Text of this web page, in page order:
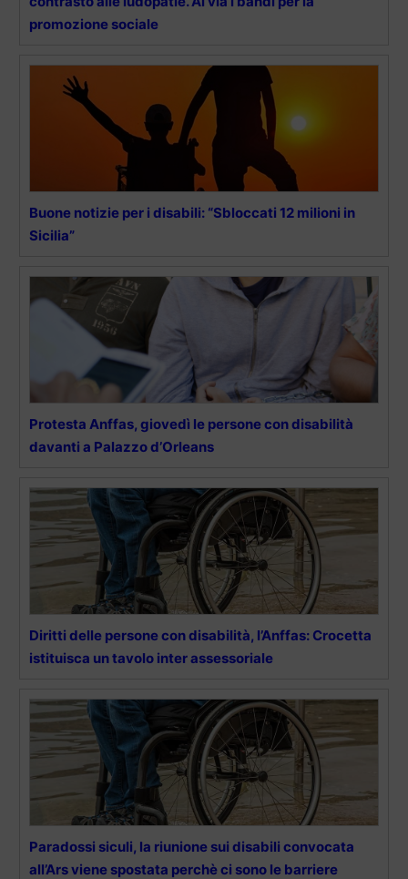
promozione sociale
Buone notizie per i disabili: “Sbloccati 12 milioni in
Sicilia”
Protesta Anffas, giovedì le persone con disabilità
davanti a Palazzo d’Orleans
Diritti delle persone con disabilità, l’Anffas: Crocetta
istituisca un tavolo inter assessoriale
Paradossi siculi, la riunione sui disabili convocata
all’Ars viene spostata perchè ci sono le barriere